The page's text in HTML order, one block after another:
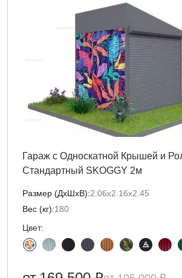
Гараж с Односкатной Крышей и
Стандартный SKOGGY 2м
Размер (ДxШxВ):2.06х2.16х2.45
Вес (кг):180
Цвет: